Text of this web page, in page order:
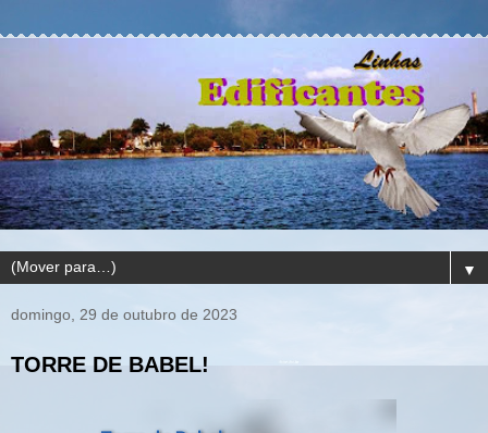
▼
domingo, 29 de outubro de 2023
TORRE DE BABEL!